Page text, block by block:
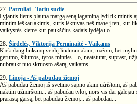
27. Patruliai - Tariu sudie
Lyjantis lietus plauna margą seną lagaminą lydi tik mintis
mintim ieškau akimis, kuris lėktuvas neš mane į ten, kur
vaikystės kieme kur paukščius kadais lydėjau o...
28. Širdelės, Viktorija Perminaitė - Vaikams
Kiek daug linksmų veidų liūdnom akim, mažom, bet
gerumo, šilumos, tyros minties... o, neatstumt, suprast,
nubraukt nuo skruosto ašarą, vaikams...
29. Linoja - Aš pabudau žiemoj
Aš pabudau žiemoj iš svetimo sapno akim užrištom, aš
naktim užmirštom... aš pabudau tyloj, nors vis dar
prarastą garsą, bet pabudau žiemoj... aš pabudau...